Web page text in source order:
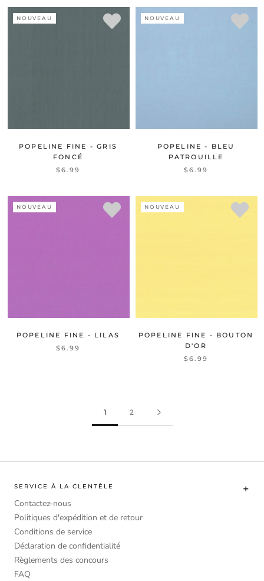
NOUVEAU
POPELINE FINE - GRIS
FONCÉ
$6.99
NOUVEAU
POPELINE - BLEU
PATROUILLE
$6.99
NOUVEAU
POPELINE FINE - LILAS
$6.99
NOUVEAU
POPELINE FINE - BOUTON
D'OR
$6.99
1 2
SERVICE À LA CLENTÈLE
Contactez-nous
Politiques d'expédition et de retour
Conditions de service
Déclaration de confidentialité
Règlements des concours
FAQ